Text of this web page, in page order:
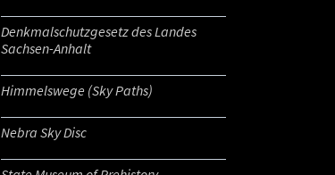
Denkmalschutzgesetz des Landes
Sachsen-Anhalt
Himmelswege (Sky Paths)
Nebra Sky Disc